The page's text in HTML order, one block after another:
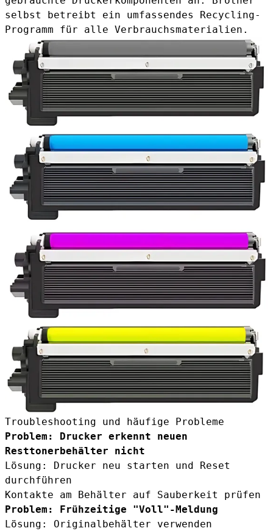
selbst betreibt ein umfassendes Recycling-
Programm für alle Verbrauchsmaterialien.
Troubleshooting und häufige Probleme
Problem: Drucker erkennt neuen
Resttonerbehälter nicht
Lösung: Drucker neu starten und Reset
durchführen
Kontakte am Behälter auf Sauberkeit prüfen
Problem: Frühzeitige "Voll"-Meldung
Lösung: Originalbehälter verwenden